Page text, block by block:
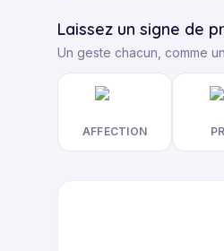
Laissez un signe de
Un geste chacun, comme
AFFECTION